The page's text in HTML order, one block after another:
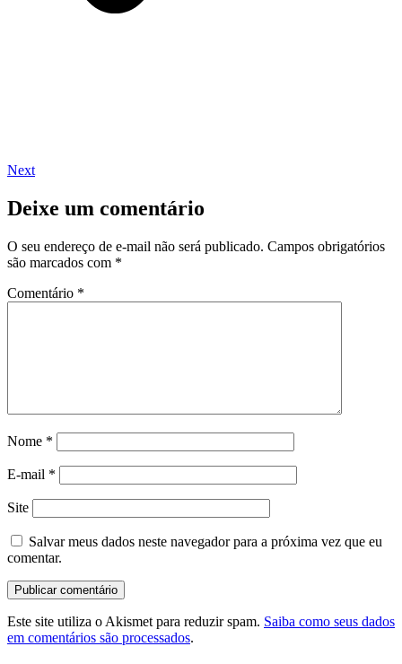
Next
Deixe um comentário
O seu endereço de e-mail não será publicado. Campos obrigatórios
são marcados com *
Comentário *
Nome *
E-mail *
Site
Salvar meus dados neste navegador para a próxima vez que eu
comentar.
Este site utiliza o Akismet para reduzir spam. Saiba como seus dados
em comentários são processados.